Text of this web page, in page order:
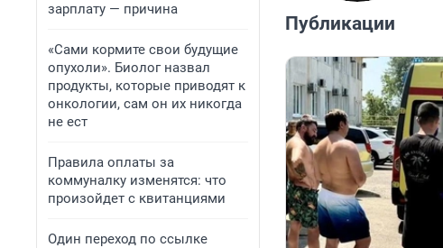
зарплату — причина
«Сами кормите свои будущие
опухоли». Биолог назвал
продукты, которые приводят к
онкологии, сам он их никогда
не ест
Правила оплаты за
коммуналку изменятся: что
произойдет с квитанциями
Один переход по ссылке
Публикации